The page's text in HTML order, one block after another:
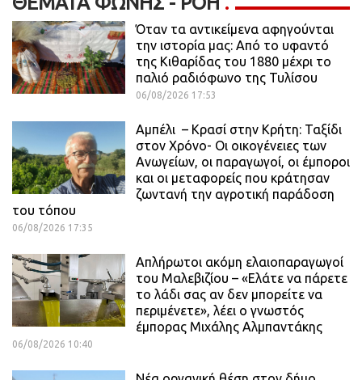
Όταν τα αντικείμενα αφηγούνται
την ιστορία μας: Από το υφαντό
της Κιθαρίδας του 1880 μέχρι το
παλιό ραδιόφωνο της Τυλίσου
06/08/2026 17:53
Αμπέλι – Κρασί στην Κρήτη: Ταξίδι
στον Χρόνο- Οι οικογένειες των
Ανωγείων, οι παραγωγοί, οι έμποροι
και οι μεταφορείς που κράτησαν
ζωντανή την αγροτική παράδοση
του τόπου
06/08/2026 17:35
Απλήρωτοι ακόμη ελαιοπαραγωγοί
του Μαλεβιζίου – «Ελάτε να πάρετε
το λάδι σας αν δεν μπορείτε να
περιμένετε», λέει ο γνωστός
έμπορας Μιχάλης Αλμπαντάκης
06/08/2026 10:40